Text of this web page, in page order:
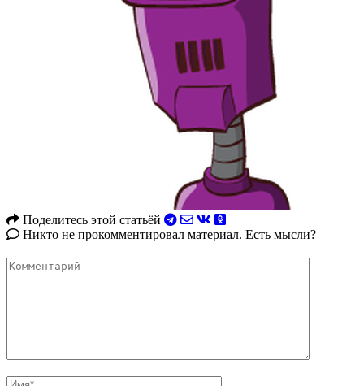
Поделитесь этой статьёй
Никто не прокомментировал материал. Есть мысли?